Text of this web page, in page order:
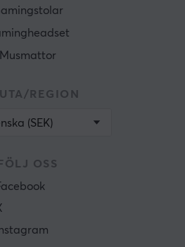
Musmattor
REGION
(SEK)
FÖLJ OSS